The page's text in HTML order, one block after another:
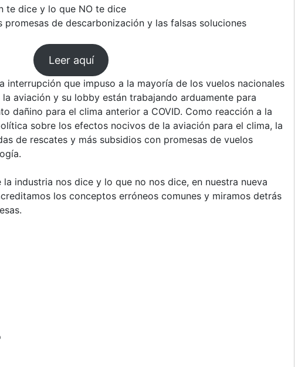
te dice y lo que NO te dice
promesas de descarbonización y las falsas soluciones
Leer aquí
interrupción que impuso a la mayoría de los vuelos nacionales
aviación y su lobby están trabajando arduamente para
dañino para el clima anterior a COVID. Como reacción a la
sobre los efectos nocivos de la aviación para el clima, la
de rescates y más subsidios con promesas de vuelos
industria nos dice y lo que no nos dice, en nuestra nueva
los conceptos erróneos comunes y miramos detrás